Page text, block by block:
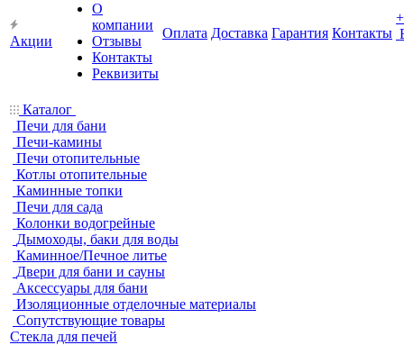
Акции
О
компании
Отзывы
Контакты
Реквизиты
Оплата Доставка Гарантия Контакты
+
Каталог
Печи для бани
Печи-камины
Печи отопительные
Котлы отопительные
Каминные топки
Печи для сада
Колонки водогрейные
Дымоходы, баки для воды
Каминное/Печное литье
Двери для бани и сауны
Аксессуары для бани
Изоляционные отделочные материалы
Сопутствующие товары
Стекла для печей